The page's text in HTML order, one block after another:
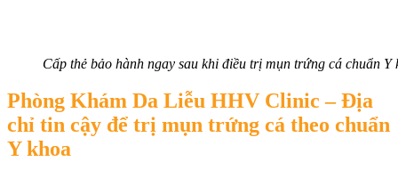
Cấp thẻ bảo hành ngay sau khi điều trị mụn trứng cá chuẩn Y
Phòng Khám Da Liễu HHV Clinic – Địa
chỉ tin cậy để trị mụn trứng cá theo chuẩn
Y khoa